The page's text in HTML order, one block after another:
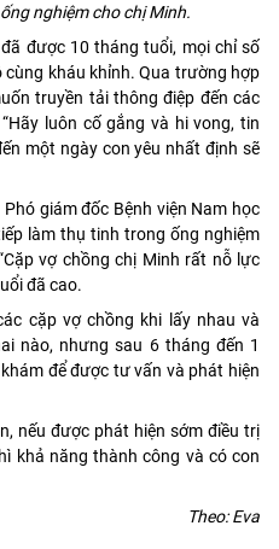
nghiệm cho chị Minh.
được 10 tháng tuổi, mọi chỉ số
kháu khỉnh. Qua trường hợp
truyền tải thông điệp đến các
luôn cố gắng và hi vong, tin
một ngày con yêu nhất định sẽ
giám đốc Bệnh viện Nam học
làm thụ tinh trong ống nghiệm
vợ chồng chị Minh rất nỗ lực
đã cao.
cặp vợ chồng khi lấy nhau và
nào, nhưng sau 6 tháng đến 1
để được tư vấn và phát hiện
nếu được phát hiện sớm điều trị
khả năng thành công và có con
Theo: Eva